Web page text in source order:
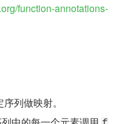
function-annotations-
列做映射。